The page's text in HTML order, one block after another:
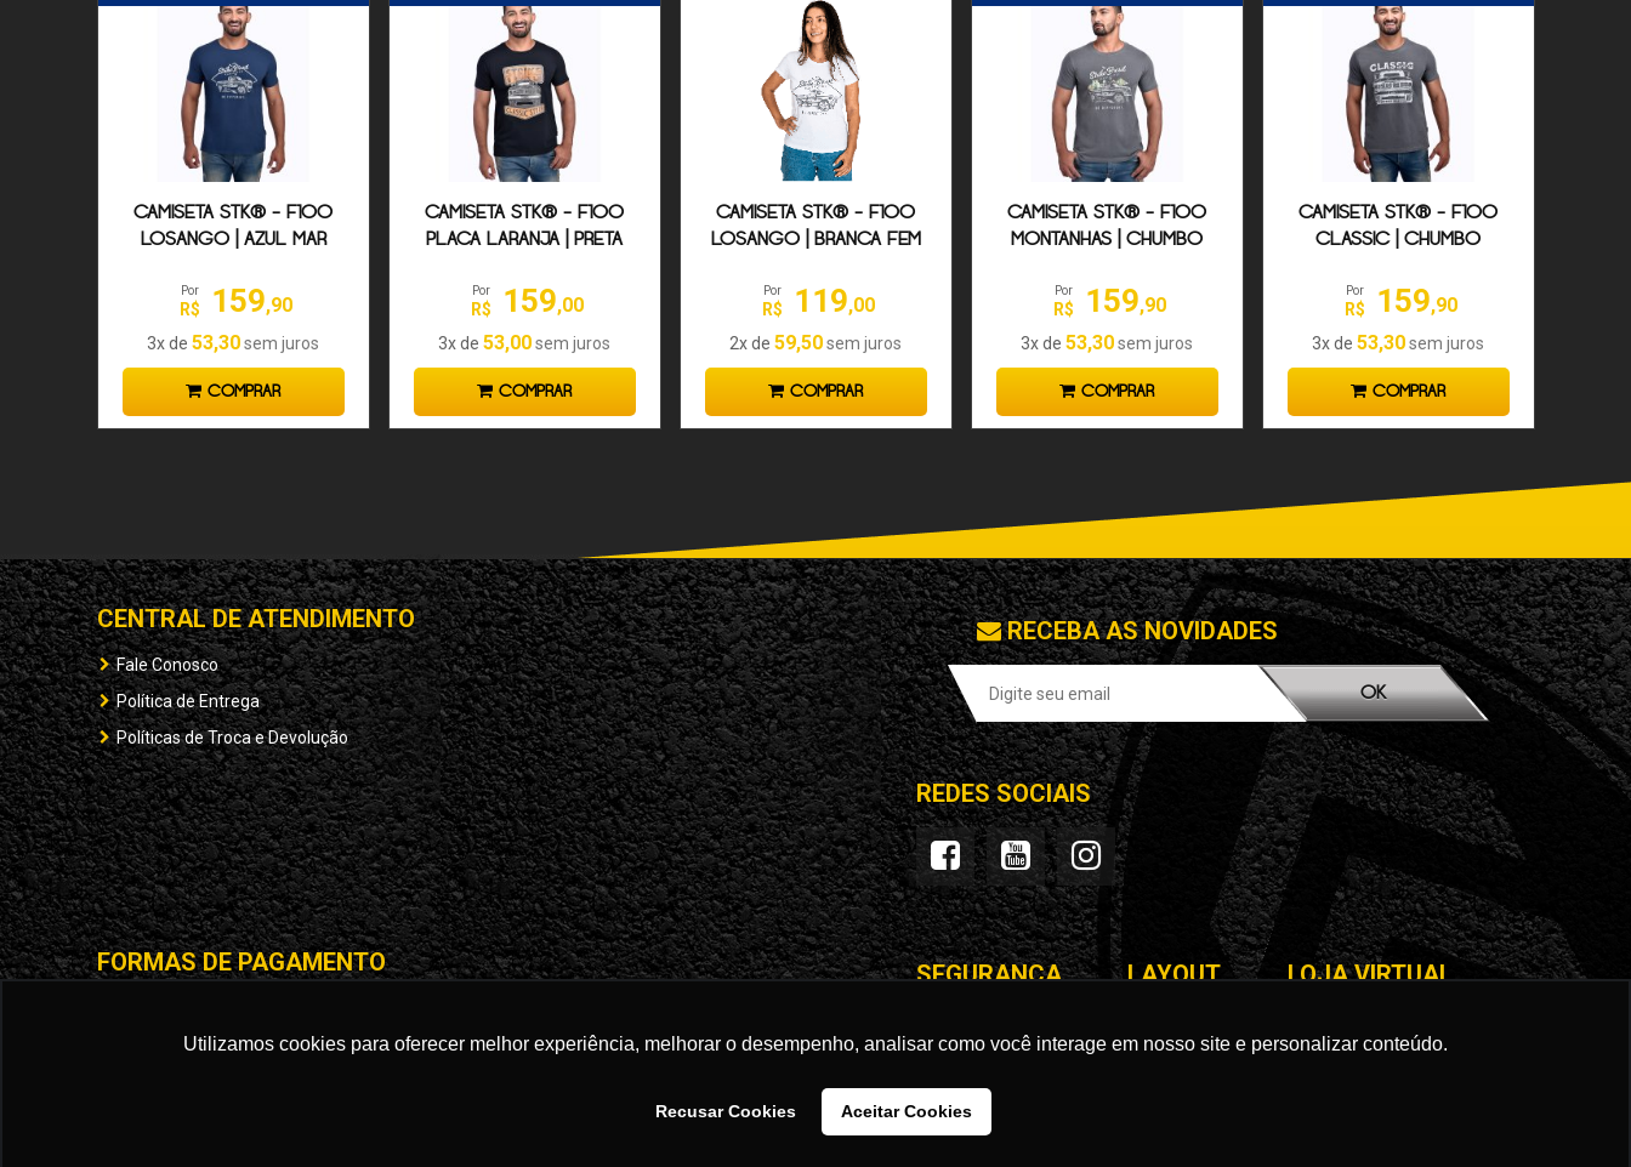
Utilizamos cookies para oferecer melhor experiência, melhorar o desempenho, analisar como você interage em nosso site e personalizar conteúdo.
Recusar Cookies Aceitar Cookies
CAMISETA STK® - F100
LOSANGO | AZUL MAR
Por
R$ 159,90
3x de 53,30sem juros
COMPRAR
CAMISETA STK® - F100
PLACA LARANJA | PRETA
Por
R$ 159,00
3x de 53,00sem juros
COMPRAR
CAMISETA STK® - F100
LOSANGO | BRANCA FEM
Por
R$ 119,00
2x de 59,50sem juros
COMPRAR
CAMISETA STK® - F100
MONTANHAS | CHUMBO
Por
R$ 159,90
3x de 53,30sem juros
COMPRAR
CAMISETA STK® - F100
CLASSIC | CHUMBO
Por
R$ 159,90
3x de 53,30sem juros
COMPRAR
CENTRAL DE ATENDIMENTO
Fale Conosco
Política de Entrega
Políticas de Troca e Devolução
RECEBA AS NOVIDADES
OK
REDES SOCIAIS
FORMAS DE PAGAMENTO SEGURANÇA LAYOUT LOJA VIRTUAL
STRIKE BRASIL STORE LTDA | CNPJ: 28.596.363/0001-50 | Avenida Ricardo Brandão, nº 2177 | Campo Grande/MS